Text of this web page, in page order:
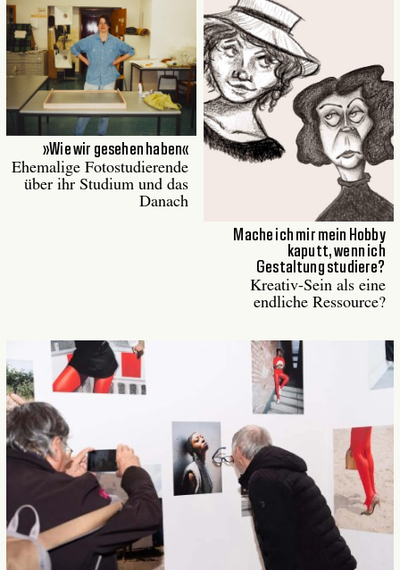
»Wie wir gesehen haben«
Ehemalige Fotostudierende
über ihr Studium und das
Danach
Mache ich mir mein Hobby
kaputt, wenn ich
Gestaltung studiere?
Kreativ-Sein als eine
endliche Ressource?